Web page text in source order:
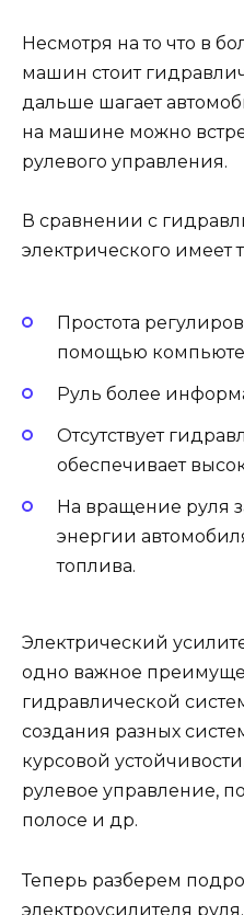
Несмотря на то что в
машин стоит
дальше шагает
на машине можно
рулевого управления.
В сравнении с
электрического имеет
Простота
помощью
Руль более
Отсутствует
обеспечивает
На вращение руля
энергии
топлива.
Электрический
одно важное
гидравлической
создания разных
курсовой
рулевое управление,
полосе и др.
Теперь разберем
электроусилителя руля.